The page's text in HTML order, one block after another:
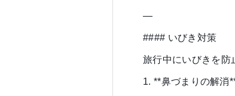
—
#### いびき対策
旅行中にいびきを防
1. **鼻づまりの解消**